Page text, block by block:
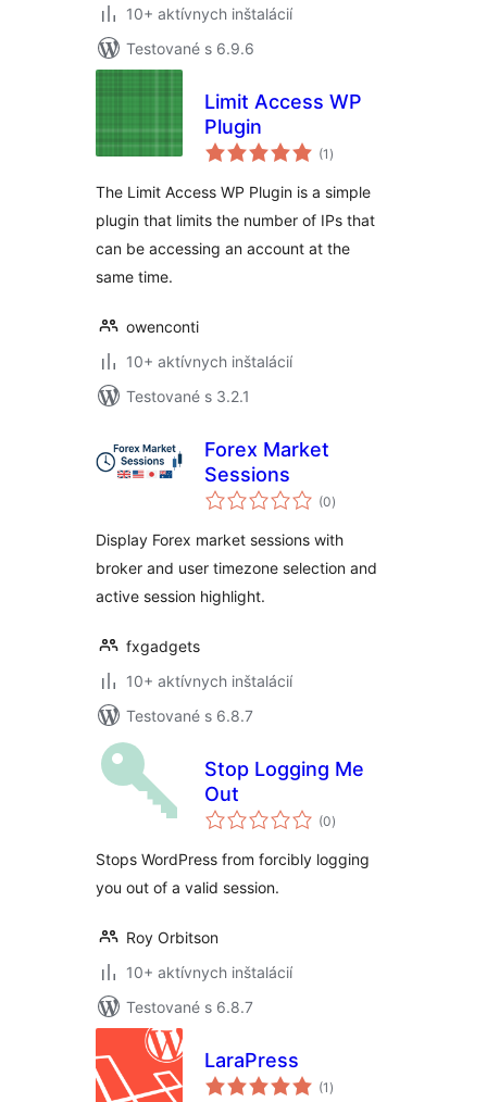
10+ aktívnych inštalácií
Testované s 6.9.6
Limit Access WP
Plugin
(1 celkové
hodnotenie
)
The Limit Access WP Plugin is a simple
plugin that limits the number of IPs that
can be accessing an account at the
same time.
owenconti
10+ aktívnych inštalácií
Testované s 3.2.1
Forex Market
Sessions
(0celkové
hodnotenie
)
Display Forex market sessions with
broker and user timezone selection and
active session highlight.
fxgadgets
10+ aktívnych inštalácií
Testované s 6.8.7
Stop Logging Me
Out
(0celkové
hodnotenie
)
Stops WordPress from forcibly logging
you out of a valid session.
Roy Orbitson
10+ aktívnych inštalácií
Testované s 6.8.7
LaraPress
(1 celkové
hodnotenie
)